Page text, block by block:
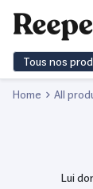
Tous nos
Home All
Lui